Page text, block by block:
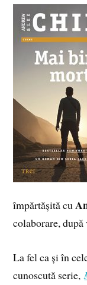
împărtășită cu
colaborare,
La fel ca și în
cunoscută serie,